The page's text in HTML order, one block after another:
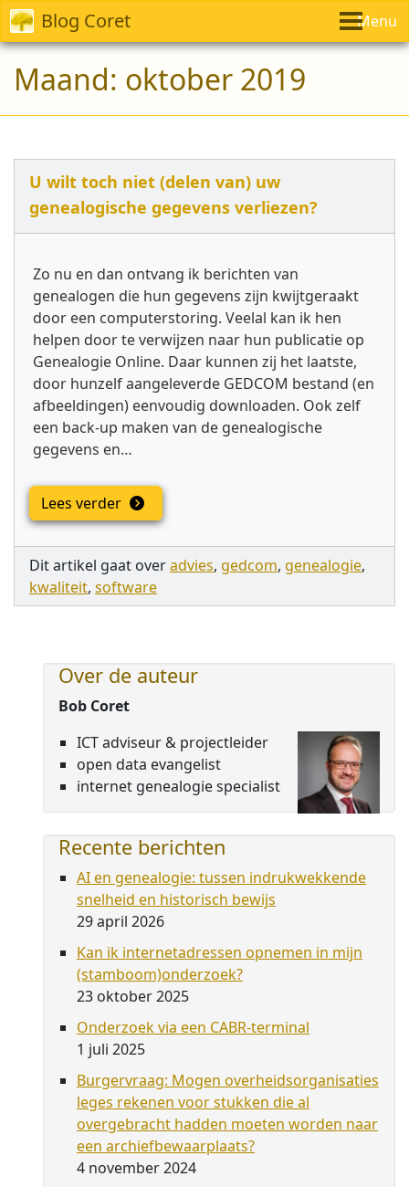
Blog Coret Menu
Maand: oktober 2019
U wilt toch niet (delen van) uw
genealogische gegevens verliezen?
Zo nu en dan ontvang ik berichten van
genealogen die hun gegevens zijn kwijtgeraakt
door een computerstoring. Veelal kan ik hen
helpen door te verwijzen naar hun publicatie op
Genealogie Online. Daar kunnen zij het laatste,
door hunzelf aangeleverde GEDCOM bestand (en
afbeeldingen) eenvoudig downloaden. Ook zelf
een back-up maken van de genealogische
gegevens en…
Lees verder
Dit artikel gaat overadvies, gedcom, genealogie,
kwaliteit, software
Over de auteur
Bob Coret
ICT adviseur & projectleider
open data evangelist
internet genealogie specialist
Recente berichten
AI en genealogie: tussen indrukwekkende
snelheid en historisch bewijs
29 april 2026
Kan ik internetadressen opnemen in mijn
(stamboom)onderzoek?
23 oktober 2025
Onderzoek via een CABR-terminal
1 juli 2025
Burgervraag: Mogen overheidsorganisaties
leges rekenen voor stukken die al
overgebracht hadden moeten worden naar
een archiefbewaarplaats?
4 november 2024